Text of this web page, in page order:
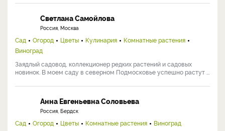
Светлана Самойлова
Россия, Москва
Сад Огород Цветы Кулинария
Комнатные растения
Виноград
Заядлый садовод, коллекционер редких растений и садовых
новинок. В моем саду в северном Подмосковье успешно растут ...
Анна Евгеньевна Соловьева
Россия, Бердск
Сад Огород Цветы Комнатные растения
Виноград